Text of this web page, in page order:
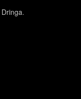
Dringa.